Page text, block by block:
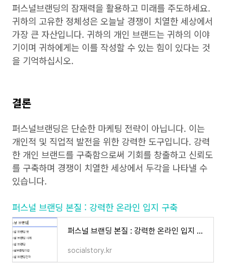
퍼스널브랜딩의 잠재력을 활용하고 미래를 주도하세요.
귀하의 고유한 정체성은 오늘날 경쟁이 치열한 세상에서
가장 큰 자산입니다. 귀하의 개인 브랜드는 귀하의 이야
기이며 귀하에게는 이를 작성할 수 있는 힘이 있다는 것
을 기억하십시오.
결론
퍼스널브랜딩은 단순한 마케팅 전략이 아닙니다. 이는
개인적 및 직업적 발전을 위한 강력한 도구입니다. 강력
한 개인 브랜드를 구축함으로써 기회를 창출하고 신뢰도
를 구축하며 경쟁이 치열한 세상에서 두각을 나타낼 수
있습니다.
퍼스널 브랜딩 본질 : 강력한 온라인 입지 구축
퍼스널 브랜딩 본질 : 강력한 온라인 입지 구축
socialstory.kr